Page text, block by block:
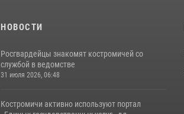
НОВОСТИ
Росгвардейцы знакомят костромичей со
службой в ведомстве
31 июля 2026, 06:48
Костромичи активно используют портал